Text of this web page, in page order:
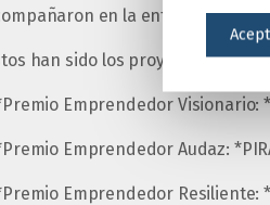
en la entrega de
han sido los proyectos
Emprendedor Visionario:
Emprendedor Audaz:
Emprendedor Resiliente: